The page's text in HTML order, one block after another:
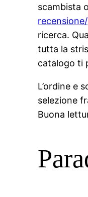
scambista
recensione/
ricerca.
tutta la
catalogo ti
L’ordine e
selezione
Buona